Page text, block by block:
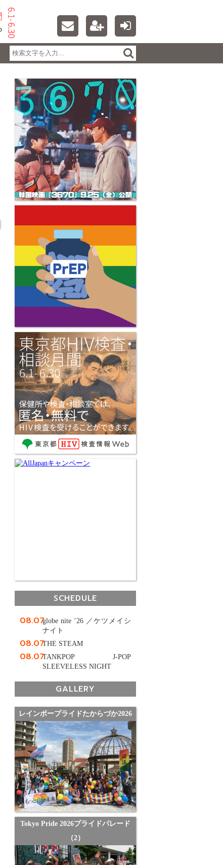
SCHEDULE
08.07globe nite ’26 ／ケツメイシ
ナイト
08.07THE STEAM
08.07TANKPOP J-POP
SLEEVELESS NIGHT
GALLERY
レインボープライドたからづか2026
Tokyo Pride 2026プライドパレード
（2）